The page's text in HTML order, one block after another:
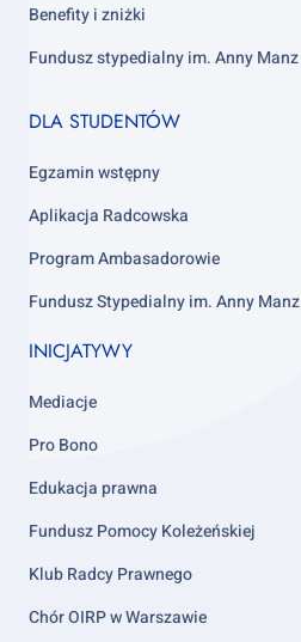
Benefity i zniżki
Fundusz stypedialny im. Anny Manz
Footer
4
DLA STUDENTÓW
Egzamin wstępny
Aplikacja Radcowska
Program Ambasadorowie
Fundusz Stypedialny im. Anny Manz
INICJATYWY
Mediacje
Pro Bono
Edukacja prawna
Fundusz Pomocy Koleżeńskiej
Klub Radcy Prawnego
Chór OIRP w Warszawie